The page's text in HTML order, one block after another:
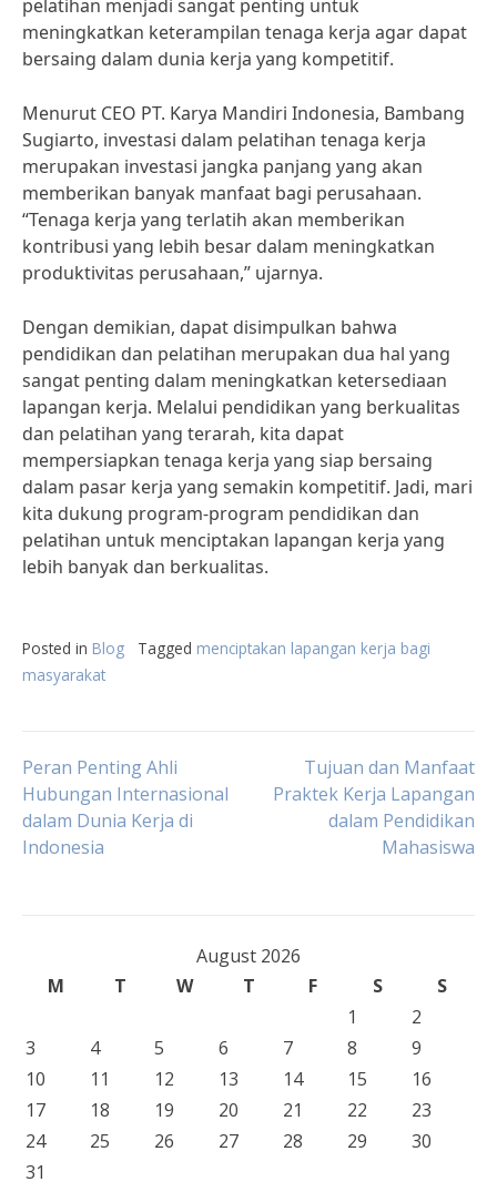
pelatihan menjadi sangat penting untuk
meningkatkan keterampilan tenaga kerja agar dapat
bersaing dalam dunia kerja yang kompetitif.
Menurut CEO PT. Karya Mandiri Indonesia, Bambang
Sugiarto, investasi dalam pelatihan tenaga kerja
merupakan investasi jangka panjang yang akan
memberikan banyak manfaat bagi perusahaan.
“Tenaga kerja yang terlatih akan memberikan
kontribusi yang lebih besar dalam meningkatkan
produktivitas perusahaan,” ujarnya.
Dengan demikian, dapat disimpulkan bahwa
pendidikan dan pelatihan merupakan dua hal yang
sangat penting dalam meningkatkan ketersediaan
lapangan kerja. Melalui pendidikan yang berkualitas
dan pelatihan yang terarah, kita dapat
mempersiapkan tenaga kerja yang siap bersaing
dalam pasar kerja yang semakin kompetitif. Jadi, mari
kita dukung program-program pendidikan dan
pelatihan untuk menciptakan lapangan kerja yang
lebih banyak dan berkualitas.
Posted in Blog Tagged menciptakan lapangan kerja bagi
masyarakat
Post
navigation
Peran Penting Ahli
Hubungan Internasional
dalam Dunia Kerja di
Indonesia
Tujuan dan Manfaat
Praktek Kerja Lapangan
dalam Pendidikan
Mahasiswa
August 2026
M
T W T F S
S
1
2
3
4 5 6 7 8
9
10
11 12 13 14 15
16
17
18 19 20 21 22
23
24
25 26 27 28 29
30
31